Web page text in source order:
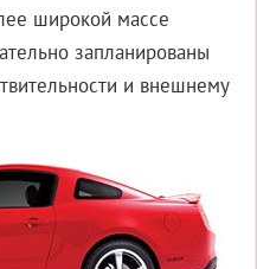
широкой массе
запланированы
и внешнему